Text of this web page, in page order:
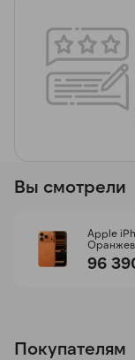
Вы смотрели
Apple
96
Покупателям